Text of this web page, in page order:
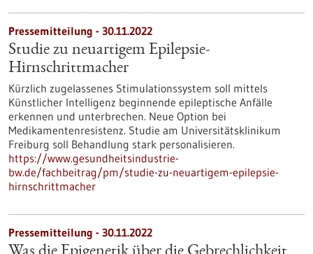
Pressemitteilung - 30.11.2022
Studie zu neuartigem Epilepsie-
Hirnschrittmacher
Kürzlich zugelassenes Stimulationssystem soll mittels
Künstlicher Intelligenz beginnende epileptische Anfälle
erkennen und unterbrechen. Neue Option bei
Medikamentenresistenz. Studie am Universitätsklinikum
Freiburg soll Behandlung stark personalisieren.
https://www.gesundheitsindustrie-
bw.de/fachbeitrag/pm/studie-zu-neuartigem-epilepsie-
hirnschrittmacher
Pressemitteilung - 30.11.2022